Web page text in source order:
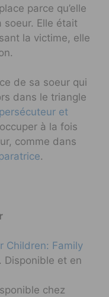
parce qu’elle
soeur. Elle était
la victime, elle
de sa soeur qui
dans le triangle
et
à la fois
comme dans
.
Children: Family
. Disponible et en
chez